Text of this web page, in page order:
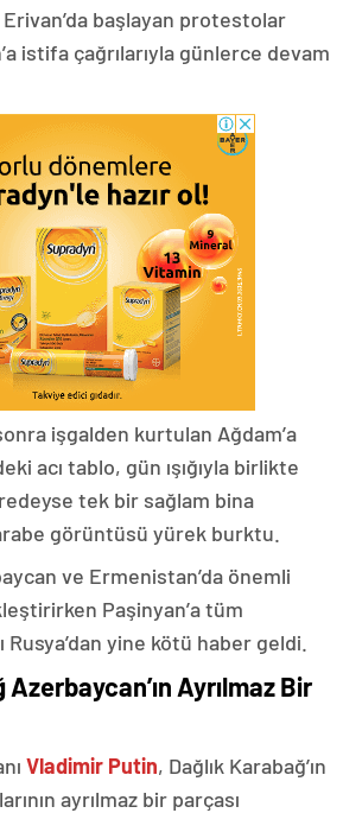
başlayan protestolar
istifa çağrılarıyla günlerce devam
işgalden kurtulan Ağdam’a
acı tablo, gün ışığıyla birlikte
tek bir sağlam bina
görüntüsü yürek burktu.
ve Ermenistan’da önemli
Paşinyan’a tüm
Rusya’dan yine kötü haber geldi.
Azerbaycan’ın Ayrılmaz Bir
Vladimir Putin, Dağlık Karabağ’ın
ayrılmaz bir parçası